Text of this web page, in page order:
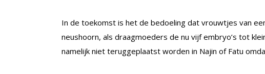
In de toekomst is het de bedoeling dat vrouwtjes van
neushoorn, als draagmoeders de nu vijf embryo’s tot
namelijk niet teruggeplaatst worden in Najin of Fatu